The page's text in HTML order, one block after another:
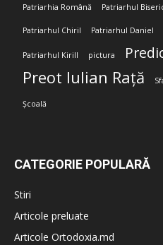
Patriarhia Română Patriarhul
Patriarhul Chiril Patriarhul Daniel
Patriarhul Kirill pictura
Preot Iulian Rață
Școală
CATEGORIE POPULARĂ
Stiri
Articole preluate
Articole Ortodoxia.md